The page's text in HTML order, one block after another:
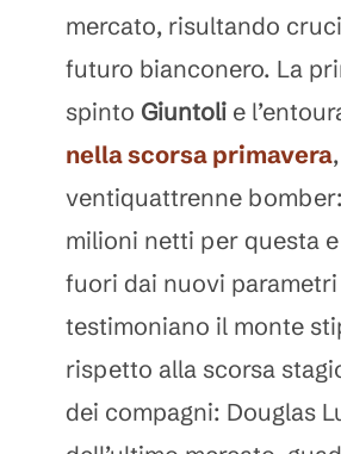
mercato, risultando
futuro bianconero. La
spinto Giuntoli e
nella scorsa primavera
ventiquattrenne
milioni netti per questa
fuori dai nuovi
testimoniano il monte
rispetto alla scorsa
dei compagni: Douglas